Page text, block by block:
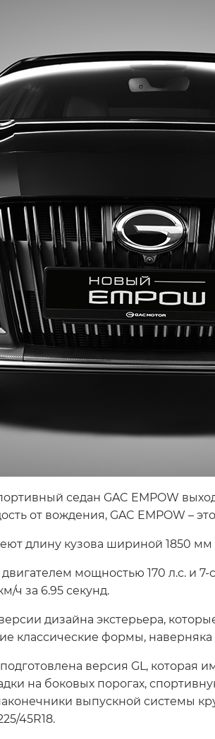
седан GAC EMPOW
от вождения, GAC EMPOW –
длину кузова шириной 1850
мощностью 170 л.с. и
ч за 6.95 секунд.
дизайна экстерьера,
формы, наверняка
версия GL,
на боковых порогах,
выпускной системы
45R18.